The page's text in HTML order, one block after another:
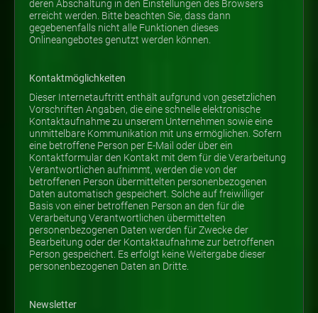
deren Abschaltung in den Einstellungen des Browsers
erreicht werden. Bitte beachten Sie, dass dann
gegebenenfalls nicht alle Funktionen dieses
Onlineangebotes genutzt werden können.
Kontaktmöglichkeiten
Dieser Internetauftritt enthält aufgrund von gesetzlichen
Vorschriften Angaben, die eine schnelle elektronische
Kontaktaufnahme zu unserem Unternehmen sowie eine
unmittelbare Kommunikation mit uns ermöglichen. Sofern
eine betroffene Person per E-Mail oder über ein
Kontaktformular den Kontakt mit dem für die Verarbeitung
Verantwortlichen aufnimmt, werden die von der
betroffenen Person übermittelten personenbezogenen
Daten automatisch gespeichert. Solche auf freiwilliger
Basis von einer betroffenen Person an den für die
Verarbeitung Verantwortlichen übermittelten
personenbezogenen Daten werden für Zwecke der
Bearbeitung oder der Kontaktaufnahme zur betroffenen
Person gespeichert. Es erfolgt keine Weitergabe dieser
personenbezogenen Daten an Dritte.
Newsletter